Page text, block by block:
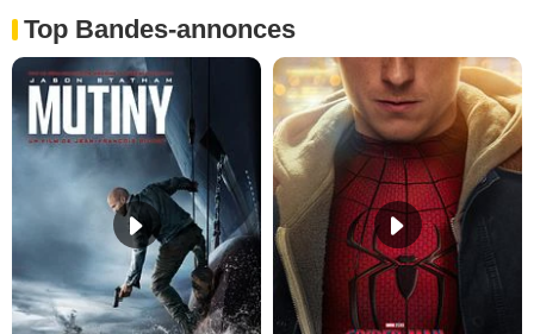
Top Bandes-annonces